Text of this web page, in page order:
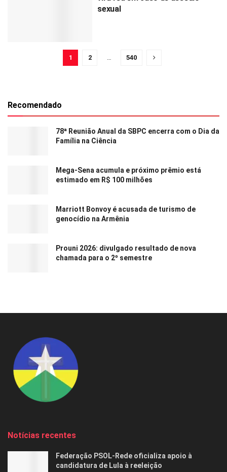
sexual
1 2 540
Recomendado
78ª Reunião Anual da SBPC encerra com o Dia da
Família na Ciência
Mega-Sena acumula e próximo prêmio está
estimado em R$ 100 milhões
Marriott Bonvoy é acusada de turismo de
genocídio na Armênia
Prouni 2026: divulgado resultado de nova
chamada para o 2º semestre
Notícias recentes
Federação PSOL-Rede oficializa apoio à
candidatura de Lula à reeleição